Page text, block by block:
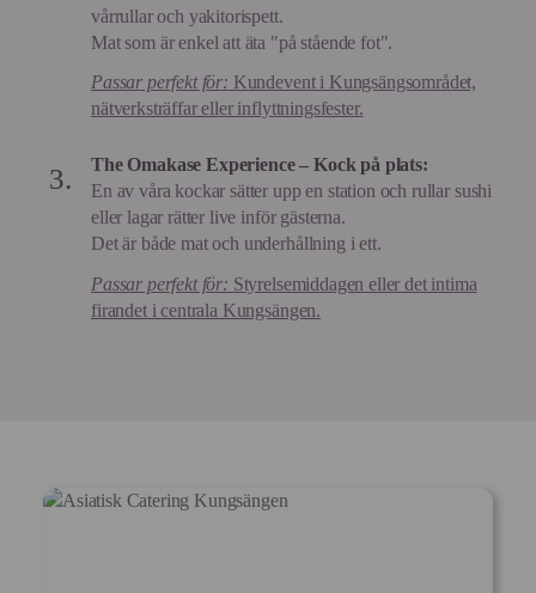
vårrullar och yakitorispett.
Mat som är enkel att äta "på stående fot".
Passar perfekt för: Kundevent i Kungsängsområdet,
nätverksträffar eller inflyttningsfester.
The Omakase Experience – Kock på plats:
En av våra kockar sätter upp en station och rullar sushi
eller lagar rätter live inför gästerna.
Det är både mat och underhållning i ett.
Passar perfekt för: Styrelsemiddagen eller det intima
firandet i centrala Kungsängen.